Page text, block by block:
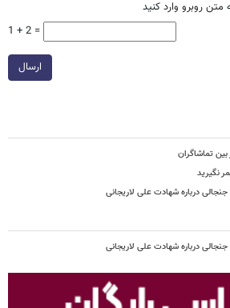
روبرو وارد کنید
1 + 2 =
ارسال
تماشاگران
نگیرید
درباره شهادت علی لاریجانی
درباره شهادت علی لاریجانی